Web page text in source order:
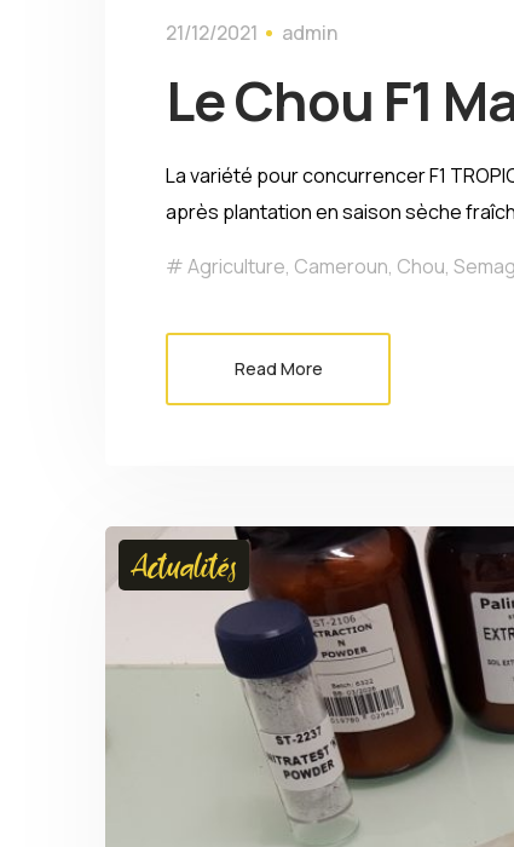
21/12/2021 admin
Le Chou F1
La variété pour concurrencer F1
après plantation en saison sèche
Agriculture, Cameroun, Chou,
Read More
Actualités